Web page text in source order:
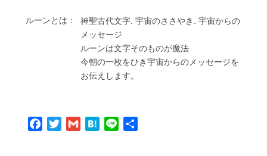
ルーンとは：
神聖古代⽂字. 宇宙のささやき. 宇宙からの
メッセージ
ルーンは⽂字そのものが魔法
今朝の⼀枚をひき宇宙からのメッセージを
お伝えします。
Facebook
TwitterGmail Hatena
Line